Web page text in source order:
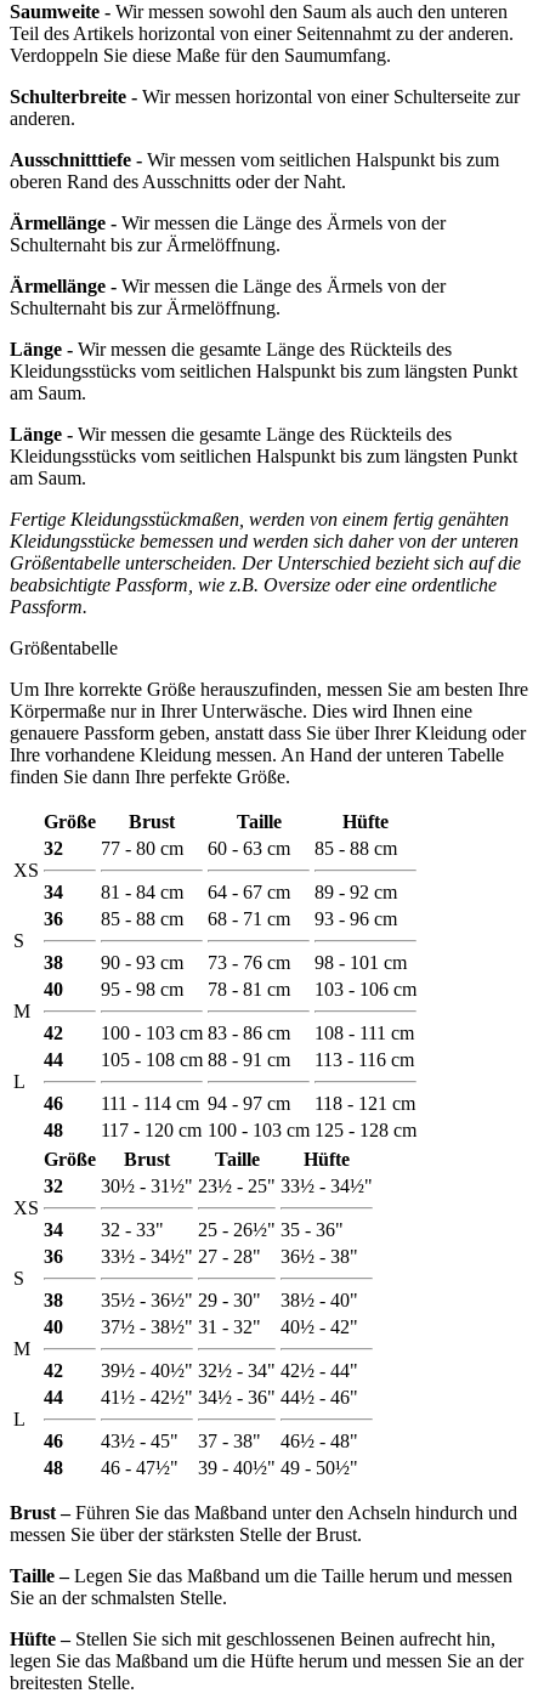
Saumweite - Wir messen sowohl den Saum als auch den unteren
Teil des Artikels horizontal von einer Seitennahmt zu der anderen.
Verdoppeln Sie diese Maße für den Saumumfang.
Schulterbreite - Wir messen horizontal von einer Schulterseite zur
anderen.
Ausschnitttiefe - Wir messen vom seitlichen Halspunkt bis zum
oberen Rand des Ausschnitts oder der Naht.
Ärmellänge - Wir messen die Länge des Ärmels von der
Schulternaht bis zur Ärmelöffnung.
Ärmellänge - Wir messen die Länge des Ärmels von der
Schulternaht bis zur Ärmelöffnung.
Länge - Wir messen die gesamte Länge des Rückteils des
Kleidungsstücks vom seitlichen Halspunkt bis zum längsten Punkt
am Saum.
Länge - Wir messen die gesamte Länge des Rückteils des
Kleidungsstücks vom seitlichen Halspunkt bis zum längsten Punkt
am Saum.
Fertige Kleidungsstückmaßen, werden von einem fertig genähten
Kleidungsstücke bemessen und werden sich daher von der unteren
Größentabelle unterscheiden. Der Unterschied bezieht sich auf die
beabsichtigte Passform, wie z.B. Oversize oder eine ordentliche
Passform.
Größentabelle
Um Ihre korrekte Größe herauszufinden, messen Sie am besten Ihre
Körpermaße nur in Ihrer Unterwäsche. Dies wird Ihnen eine
genauere Passform geben, anstatt dass Sie über Ihrer Kleidung oder
Ihre vorhandene Kleidung messen. An Hand der unteren Tabelle
finden Sie dann Ihre perfekte Größe.
Größe Brust Taille Hüfte
XS
32
34
77 - 80 cm
81 - 84 cm
60 - 63 cm
64 - 67 cm
85 - 88 cm
89 - 92 cm
S
36
38
85 - 88 cm
90 - 93 cm
68 - 71 cm
73 - 76 cm
93 - 96 cm
98 - 101 cm
M
40
42
95 - 98 cm
100 - 103 cm
78 - 81 cm
83 - 86 cm
103 - 106 cm
108 - 111 cm
L
44
46
105 - 108 cm
111 - 114 cm
88 - 91 cm
94 - 97 cm
113 - 116 cm
118 - 121 cm
48
117 - 120 cm 100 - 103 cm 125 - 128 cm
Größe
Brust Taille Hüfte
XS
32
34
30½ - 31½"
32 - 33"
23½ - 25"
25 - 26½"
33½ - 34½"
35 - 36"
S
36
38
33½ - 34½"
35½ - 36½"
27 - 28"
29 - 30"
36½ - 38"
38½ - 40"
M
40
42
37½ - 38½"
39½ - 40½"
31 - 32"
32½ - 34"
40½ - 42"
42½ - 44"
L
44
46
41½ - 42½"
43½ - 45"
34½ - 36"
37 - 38"
44½ - 46"
46½ - 48"
48
46 - 47½" 39 - 40½" 49 - 50½"
Brust ‒Führen Sie das Maßband unter den Achseln hindurch und
messen Sie über der stärksten Stelle der Brust.
Taille ‒Legen Sie das Maßband um die Taille herum und messen
Sie an der schmalsten Stelle.
Hüfte ‒Stellen Sie sich mit geschlossenen Beinen aufrecht hin,
legen Sie das Maßband um die Hüfte herum und messen Sie an der
breitesten Stelle.